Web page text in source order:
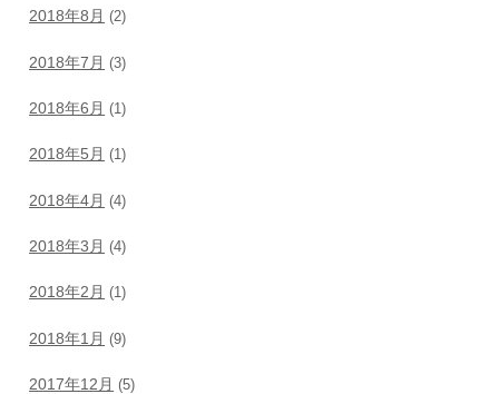
2018年8月 (2)
2018年7月 (3)
2018年6月 (1)
2018年5月 (1)
2018年4月 (4)
2018年3月 (4)
2018年2月 (1)
2018年1月 (9)
2017年12月 (5)